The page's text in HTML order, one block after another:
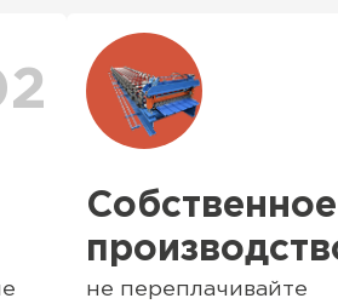
доставки
. Возможны
Собственное
не переплачивайте